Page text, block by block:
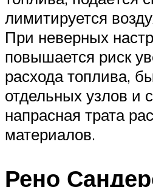
лимитируется
При неверных
повышается риск
расхода топлива,
отдельных узлов и
напрасная трата
материалов.
Рено